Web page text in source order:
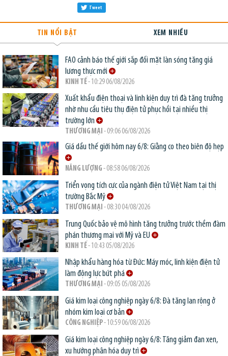
Tweet
TIN NỔI BẬT XEM NHIỀU
FAO cảnh báo thế giới sắp đối mặt làn sóng tăng giá
lương thực mới
KINH TẾ- 10:29 06/08/2026
Xuất khẩu điện thoại và linh kiện duy trì đà tăng trưởng
nhờ nhu cầu tiêu thụ điện tử phục hồi tại nhiều thị
trường lớn
THƯƠNG MẠI - 09:06 06/08/2026
Giá dầu thế giới hôm nay 6/8: Giằng co theo biên độ hẹp
NĂNG LƯỢNG - 08:58 06/08/2026
Triển vọng tích cực của ngành điện tử Việt Nam tại thị
trường Bắc Mỹ
THƯƠNG MẠI - 08:30 04/08/2026
Trung Quốc bảo vệ mô hình tăng trưởng trước thềm đàm
phán thương mại với Mỹ và EU
KINH TẾ- 10:43 05/08/2026
Nhập khẩu hàng hóa từ Đức: Máy móc, linh kiện điện tử
làm động lực bứt phá
THƯƠNG MẠI - 09:05 05/08/2026
Giá kim loại công nghiệp ngày 6/8: Đà tăng lan rộng ở
nhóm kim loại cơ bản
CÔNG NGHIỆP- 10:59 06/08/2026
Giá kim loại công nghiệp ngày 6/8: Tăng giảm đan xen,
xu hướng phân hóa duy trì